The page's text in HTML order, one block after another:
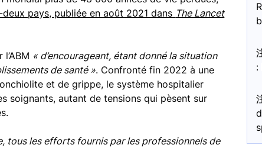
pays, publiée en août 2021 dans The Lancet
« d’encourageant, étant donné la situation
de santé ». Confronté fin 2022 à une
et de grippe, le système hospitalier
soignants, autant de tensions qui pèsent sur
tous les efforts fournis par les professionnels de
: